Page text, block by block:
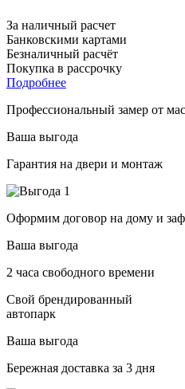
За наличный расчет
Банковскими картами
Безналичный расчёт
Покупка в рассрочку
Подробнее
Профессиональный замер от
Ваша выгода
Гарантия на двери и монтаж
Оформим договор на дому и
Ваша выгода
2 часа свободного времени
Свой брендированный
автопарк
Ваша выгода
Бережная доставка за 3 дня